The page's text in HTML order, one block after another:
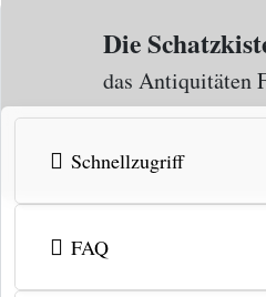
Zum Inhalt
Die
das Antiquitäten
Schnellzugriff
FAQ